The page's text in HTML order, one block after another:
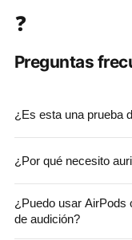
❓
Preguntas
¿Es esta una prueba
herramienta, no
una buena
pero factores como
ambiental y el nivel
¿Por qué necesito
pueden reproducir
¿Puedo usar AirPods
de audición?